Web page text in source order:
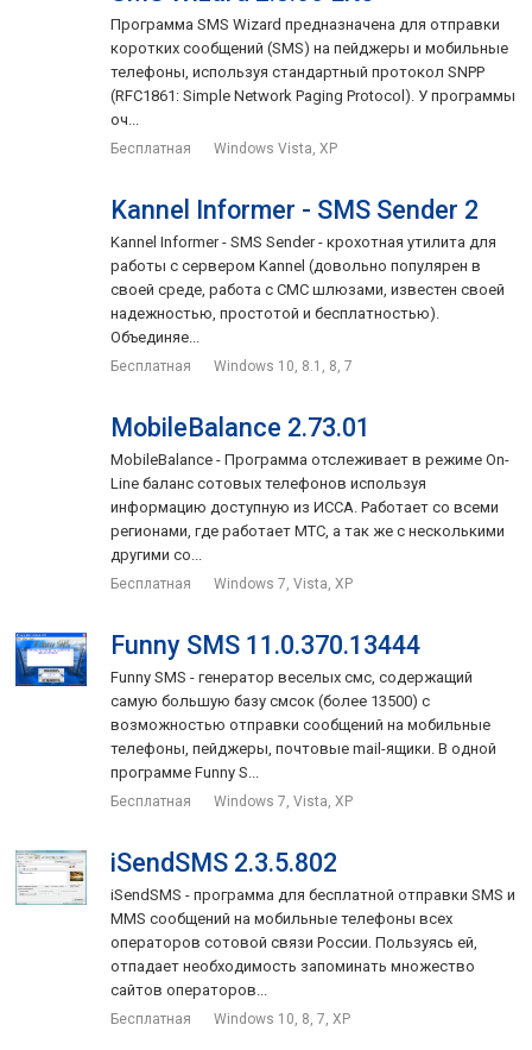
Программа SMS Wizard предназначена для отправки
коротких сообщений (SMS) на пейджеры и мобильные
телефоны, используя стандартный протокол SNPP
(RFC1861: Simple Network Paging Protocol). У программы
оч...
Бесплатная Windows Vista, XP
Kannel Informer - SMS Sender 2
Kannel Informer - SMS Sender - крохотная утилита для
работы с сервером Kannel (довольно популярен в
своей среде, работа с СМС шлюзами, известен своей
надежностью, простотой и бесплатностью).
Объединяе...
Бесплатная Windows 10, 8.1, 8, 7
MobileBalance 2.73.01
MobileBalance - Программа отслеживает в режиме On-
Line баланс сотовых телефонов используя
информацию доступную из ИССА. Работает со всеми
регионами, где работает МТС, а так же с несколькими
другими со...
Бесплатная Windows 7, Vista, XP
Funny SMS 11.0.370.13444
Funny SMS - генератор веселых смс, содержащий
самую большую базу смсок (более 13500) с
возможностью отправки сообщений на мобильные
телефоны, пейджеры, почтовые mail-ящики. В одной
программе Funny S...
Бесплатная Windows 7, Vista, XP
iSendSMS 2.3.5.802
iSendSMS - программа для бесплатной отправки SMS и
MMS сообщений на мобильные телефоны всех
операторов сотовой связи России. Пользуясь ей,
отпадает необходимость запоминать множество
сайтов операторов...
Бесплатная Windows 10, 8, 7, XP